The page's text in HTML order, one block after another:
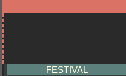
FESTIVAL